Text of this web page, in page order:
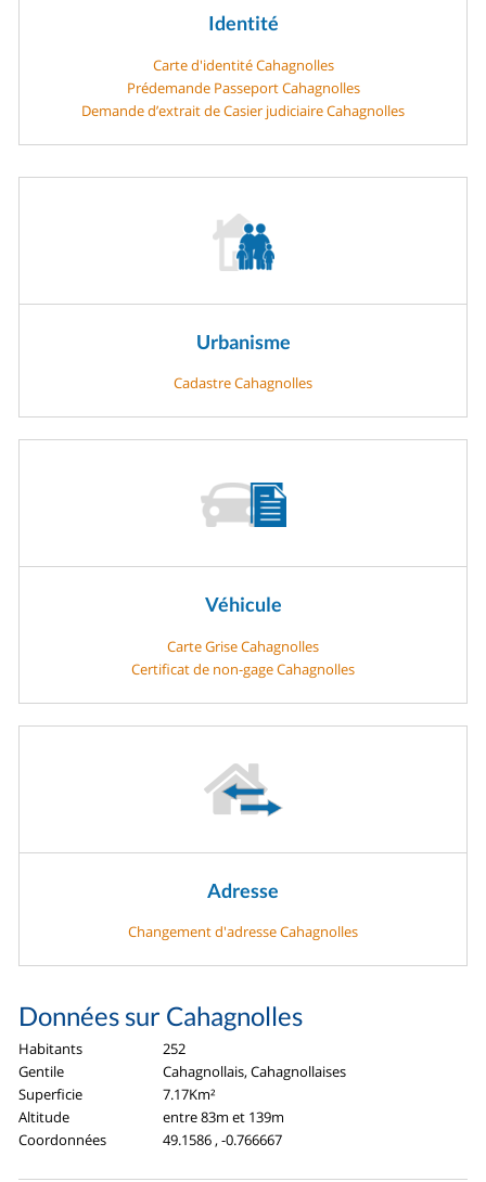
Identité
Carte d'identité Cahagnolles
Prédemande Passeport Cahagnolles
Demande d’extrait de Casier judiciaire Cahagnolles
Urbanisme
Cadastre Cahagnolles
Véhicule
Carte Grise Cahagnolles
Certificat de non-gage Cahagnolles
Adresse
Changement d'adresse Cahagnolles
Données sur Cahagnolles
Habitants
252
Gentile
Cahagnollais, Cahagnollaises
Superficie
7.17Km²
Altitude
entre 83m et 139m
Coordonnées
49.1586 , -0.766667